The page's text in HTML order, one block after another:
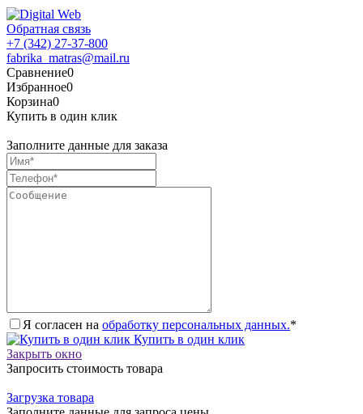
Обратная связь
+7 (342) 27-37-800
fabrika_matras@mail.ru
Сравнение0
Избранное0
Корзина0
Купить в один клик
Заполните данные для заказа
Я согласен на обработку персональных данных.*
Купить в один клик
Закрыть окно
Запросить стоимость товара
Загрузка товара